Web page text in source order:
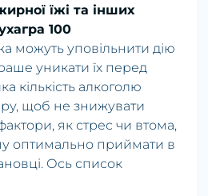
їжі та інших
100
можуть уповільнити дію
уникати їх перед
кількість алкоголю
щоб не знижувати
як стрес чи втома,
оптимально приймати в
Ось список